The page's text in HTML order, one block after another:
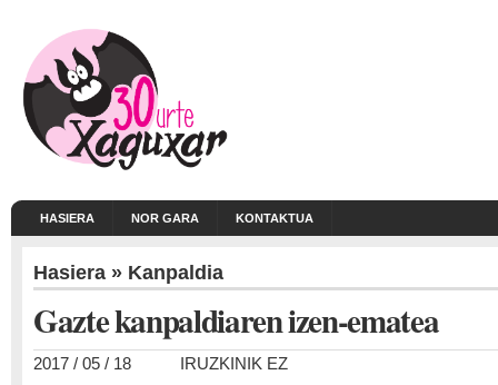
HASIERA NOR GARA KONTAKTUA
Hasiera » Kanpaldia
Gazte kanpaldiaren izen-ematea
2017 / 05 / 18 IRUZKINIK EZ